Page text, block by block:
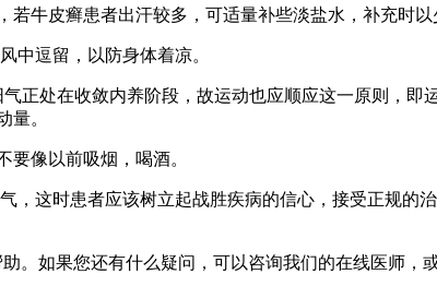
牛皮癣患者出汗较多，可适量补些淡盐水，补充时
中逗留，以防身体着凉。
正处在收敛内养阶段，故运动也应顺应这一原则，即
量。
像以前吸烟，喝酒。
，这时患者应该树立起战胜疾病的信心，接受正规的
。如果您还有什么疑问，可以咨询我们的在线医师，